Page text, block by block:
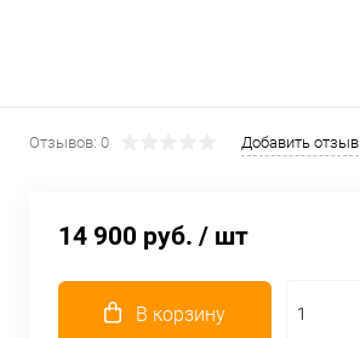
Отзывов: 0 Добавить отзыв
14 900 руб. / шт
В корзину